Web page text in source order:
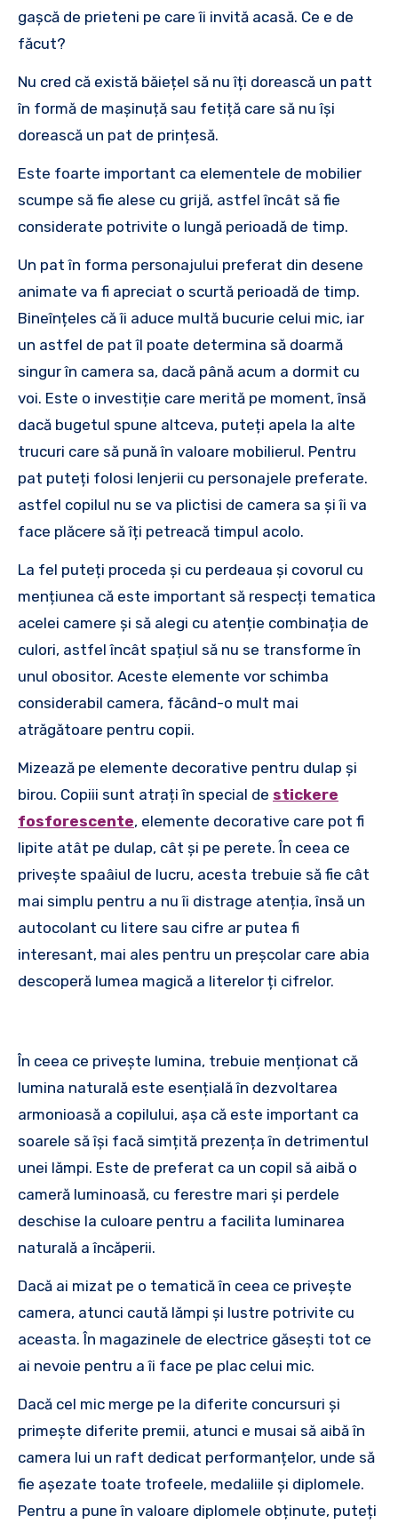
gașcă de prieteni pe care îi invită acasă. Ce e de
făcut?
Nu cred că există băiețel să nu îți dorească un patt
în formă de mașinuță sau fetiță care să nu își
dorească un pat de prințesă.
Este foarte important ca elementele de mobilier
scumpe să fie alese cu grijă, astfel încât să fie
considerate potrivite o lungă perioadă de timp.
Un pat în forma personajului preferat din desene
animate va fi apreciat o scurtă perioadă de timp.
Bineînțeles că îi aduce multă bucurie celui mic, iar
un astfel de pat îl poate determina să doarmă
singur în camera sa, dacă până acum a dormit cu
voi. Este o investiție care merită pe moment, însă
dacă bugetul spune altceva, puteți apela la alte
trucuri care să pună în valoare mobilierul. Pentru
pat puteți folosi lenjerii cu personajele preferate.
astfel copilul nu se va plictisi de camera sa și îi va
face plăcere să îți petreacă timpul acolo.
La fel puteți proceda și cu perdeaua și covorul cu
mențiunea că este important să respecți tematica
acelei camere și să alegi cu atenție combinația de
culori, astfel încât spațiul să nu se transforme în
unul obositor. Aceste elemente vor schimba
considerabil camera, făcând-o mult mai
atrăgătoare pentru copii.
Mizează pe elemente decorative pentru dulap și
birou. Copiii sunt atrați în special de stickere
fosforescente, elemente decorative care pot fi
lipite atât pe dulap, cât și pe perete. În ceea ce
privește spaâiul de lucru, acesta trebuie să fie cât
mai simplu pentru a nu îi distrage atenția, însă un
autocolant cu litere sau cifre ar putea fi
interesant, mai ales pentru un preșcolar care abia
descoperă lumea magică a literelor ți cifrelor.
În ceea ce privește lumina, trebuie menționat că
lumina naturală este esențială în dezvoltarea
armonioasă a copilului, așa că este important ca
soarele să își facă simțită prezența în detrimentul
unei lămpi. Este de preferat ca un copil să aibă o
cameră luminoasă, cu ferestre mari și perdele
deschise la culoare pentru a facilita luminarea
naturală a încăperii.
Dacă ai mizat pe o tematică în ceea ce privește
camera, atunci caută lămpi și lustre potrivite cu
aceasta. În magazinele de electrice găsești tot ce
ai nevoie pentru a îi face pe plac celui mic.
Dacă cel mic merge pe la diferite concursuri și
primește diferite premii, atunci e musai să aibă în
camera lui un raft dedicat performanțelor, unde să
fie așezate toate trofeele, medaliile și diplomele.
Pentru a pune în valoare diplomele obținute, puteți